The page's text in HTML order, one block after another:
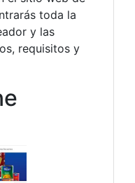
toda la
y las
requisitos y